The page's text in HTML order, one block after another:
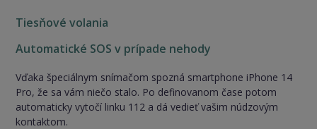
Tiesňové volania
Automatické SOS v prípade nehody
Vďaka špeciálnym snímačom spozná smartphone iPhone 14
Pro, že sa vám niečo stalo. Po definovanom čase potom
automaticky vytočí linku 112 a dá vedieť vašim núdzovým
kontaktom.